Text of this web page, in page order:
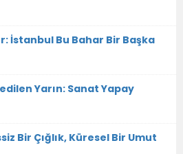
İstanbul Bu Bahar Bir Başka
Yarın: Sanat Yapay
Bir Çığlık, Küresel Bir Umut